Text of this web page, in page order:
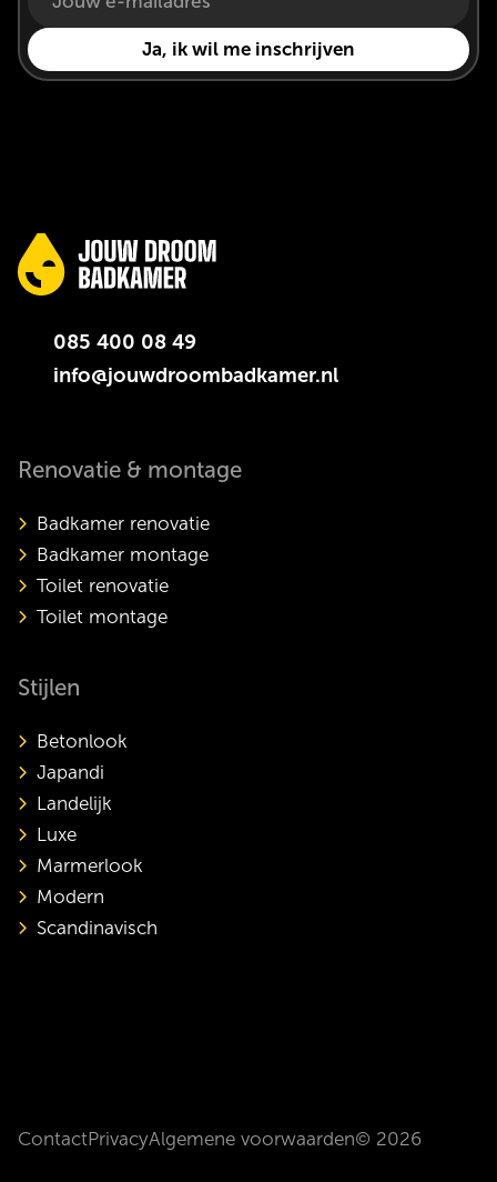
085 400 08 49
info@jouwdroombadkamer.nl
Renovatie & montage
Badkamer renovatie
Badkamer montage
Toilet renovatie
Toilet montage
Stijlen
Betonlook
Japandi
Landelijk
Luxe
Marmerlook
Modern
Scandinavisch
ContactPrivacyAlgemene voorwaarden© 2026